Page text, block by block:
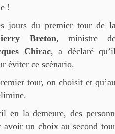
!
jours du premier tour de
Breton, ministre
Chirac, a déclaré
éviter ce scénario.
tour, on choisit et
en la demeure, des
avoir un choix au second